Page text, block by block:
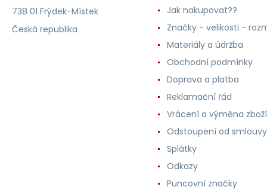
738 01 Frýdek-Místek
Česká republika
Jak nakupovat??
Značky - velikosti -
Materiály a údržba
Obchodní podmínky
Doprava a platba
Reklamační řád
Vrácení a výměna zboží
Odstoupení od smlouvy
Splátky
Odkazy
Puncovní značky